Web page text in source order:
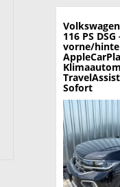
116 PS
vorne/
Sofort